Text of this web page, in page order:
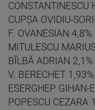
CONSTANTINESCU
CUPŞA OVIDIU-
F. OVANESIAN 4,8%
MITULESCU
BÎLBĂ ADRIAN 2,1%
V. BERECHET 1,93%
ESERGHEP GIHAN-
POPESCU CEZARA